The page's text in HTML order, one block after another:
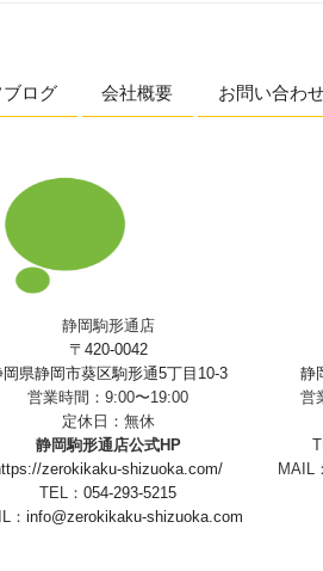
ブログ 会社概要 お問い合わ
静岡駒形通店
〒420-0042
岡県静岡市葵区駒形通5丁目10-3
営業時間：9:00〜19:00
定休日：無休
静岡駒形通店公式HP
zerokikaku-shizuoka.com/
TEL： 054-293-5215
： info@zerokikaku-shizuoka.com
静
営
MAIL：